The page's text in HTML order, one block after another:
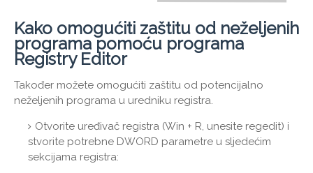
Kako omogućiti zaštitu od neželjenih
programa pomoću programa
Registry Editor
Također možete omogućiti zaštitu od potencijalno
neželjenih programa u uredniku registra.
Otvorite uređivač registra (Win + R, unesite regedit) i
stvorite potrebne DWORD parametre u sljedećim
sekcijama registra: